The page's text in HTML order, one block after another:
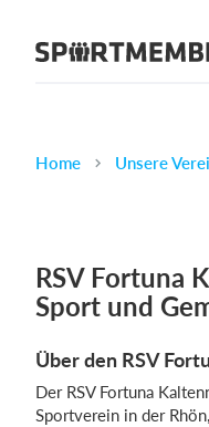
Über
Karriere
Vereins App
Belegungsplan
Home Unsere
RSV Fortuna
Sport und
Über den RSV
Der RSV Fortuna
Sportverein in der